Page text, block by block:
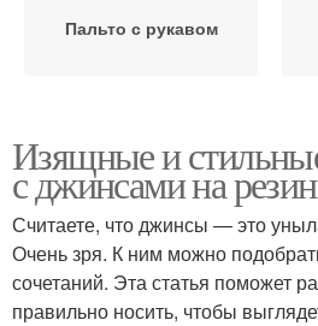
Пальто с рукавом
Изящные и
с джинсами на
Считаете, что джинсы — это
Очень зря. К ним можно
сочетаний. Эта статья поможет
правильно носить, чтобы